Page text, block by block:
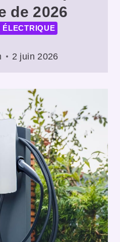
de 2026
2 juin 2026